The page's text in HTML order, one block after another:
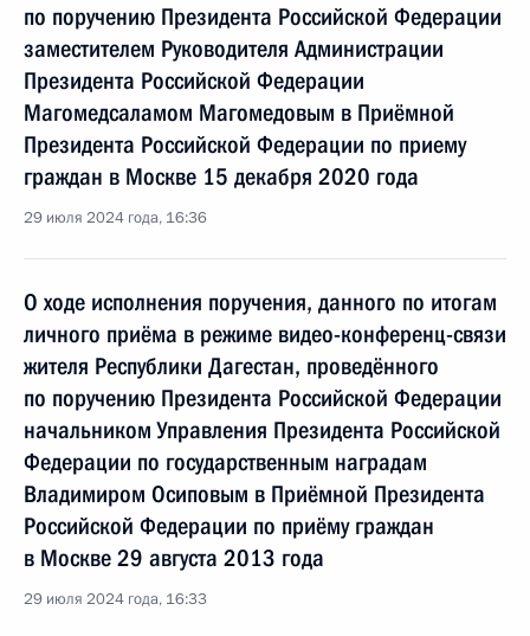
по поручению Президента Российской Федерации
заместителем Руководителя Администрации
Президента Российской Федерации
Магомедсаламом Магомедовым в Приёмной
Президента Российской Федерации по приему
граждан в Москве 15 декабря 2020 года
29 июля 2024 года, 16:36
О ходе исполнения поручения, данного по итогам
личного приёма в режиме видео-конференц-связи
жителя Республики Дагестан, проведённого
по поручению Президента Российской Федерации
начальником Управления Президента Российской
Федерации по государственным наградам
Владимиром Осиповым в Приёмной Президента
Российской Федерации по приёму граждан
в Москве 29 августа 2013 года
29 июля 2024 года, 16:33